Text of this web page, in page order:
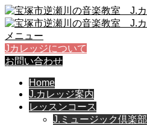
メニュー
Jカレッジについて
お問い合わせ
Home
J.カレッジ案内
レッスンコース
J.ミュージック倶楽部